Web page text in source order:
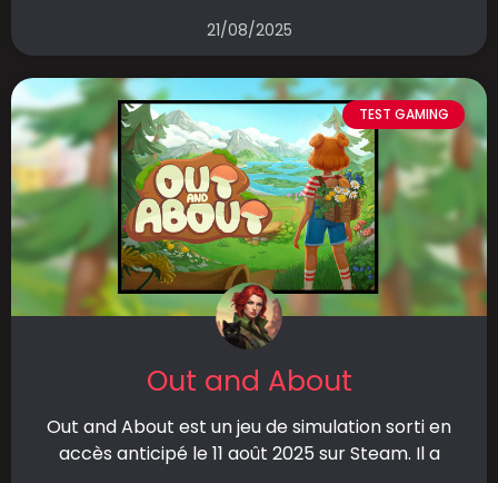
21/08/2025
TEST GAMING
Out and About
Out and About est un jeu de simulation sorti en
accès anticipé le 11 août 2025 sur Steam. Il a